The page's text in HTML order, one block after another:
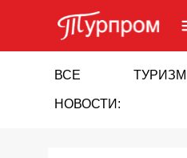
ВСЕ
НОВОСТИ:
ТУРИЗМ